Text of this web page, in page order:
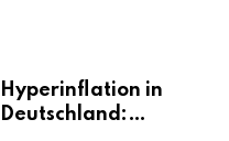
Hyperinflation in
Deutschland: